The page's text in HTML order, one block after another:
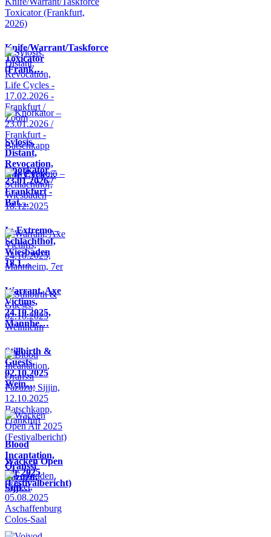
Knife/Warrant/Taskforce
Toxicator
(Frank…
Sylosis,
Distant,
Revocation,
Life Cycle…
Knorkator –
23.01.2026 /
Frankfurt -
Bat…
In Extremo –
Schlachthof,
Wiesbaden
18.1…
Warrant, Axe
Victims,
24.10.2025,
Mannhe…
Stillbirth &
Guests,
02.10.2025
Wein…
Blood
Incantation,
Oranssi
Pazuzu,
Sijji…
Wacken Open
Air 2025
(Festivalbericht)